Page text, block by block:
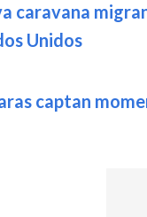
caravana
Unidos
captan